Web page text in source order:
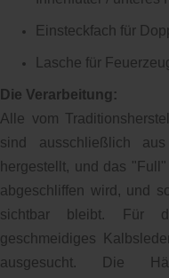
Einsteckfach für
Lasche für
Die Verarbeitung:
Alle vom
sind ausschließlich
hergestellt, und das
abgeschliffen wird, und
sichtbar bleibt. Für
geschmeidiges
ausgesucht. Die